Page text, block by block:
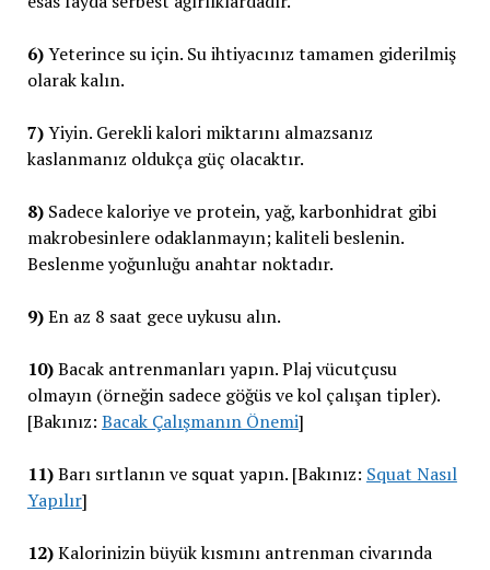
6)Yeterince su için. Su ihtiyacınız tamamen giderilmiş
olarak kalın.
7)Yiyin. Gerekli kalori miktarını almazsanız
kaslanmanız oldukça güç olacaktır.
8)Sadece kaloriye ve protein, yağ, karbonhidrat gibi
makrobesinlere odaklanmayın; kaliteli beslenin.
Beslenme yoğunluğu anahtar noktadır.
9)En az 8 saat gece uykusu alın.
10)Bacak antrenmanları yapın. Plaj vücutçusu
olmayın (örneğin sadece göğüs ve kol çalışan tipler).
[Bakınız: Bacak Çalışmanın Önemi]
11)Barı sırtlanın ve squat yapın. [Bakınız: Squat Nasıl
Yapılır]
12)Kalorinizin büyük kısmını antrenman civarında